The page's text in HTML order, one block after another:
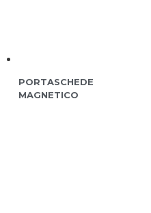
PORTASCHEDE
MAGNETICO